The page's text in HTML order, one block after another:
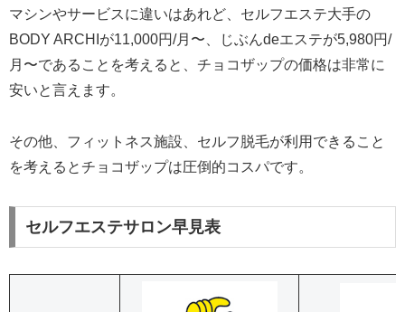
マシンやサービスに違いはあれど、セルフエステ大手の
BODY ARCHIが11,000円/月〜、じぶんdeエステが5,980円/
月〜であることを考えると、チョコザップの価格は非常に
安いと言えます。
その他、フィットネス施設、セルフ脱毛が利用できること
を考えるとチョコザップは圧倒的コスパです。
セルフエステサロン早見表